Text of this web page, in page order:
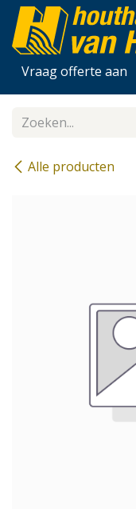
Overslaan naar inhoud
Vraag offerte aan
Alle producten